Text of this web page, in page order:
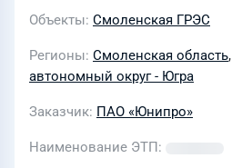
Объекты Смоленская ГРЭС
Регионы Смоленская область,
автономный округ - Югра
Заказчик ПАО «Юнипро»
Наименование ЭТП